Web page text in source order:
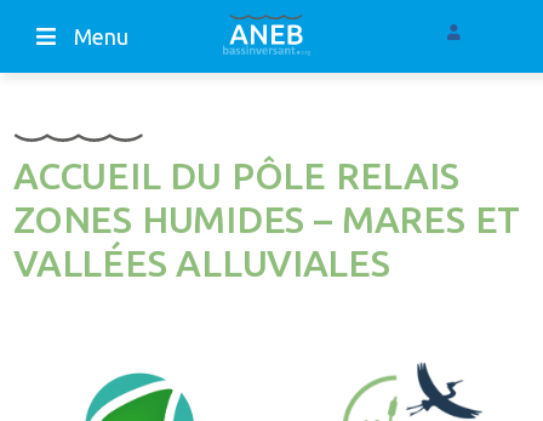
Menu
ACCUEIL DU PÔLE RELAIS
ZONES HUMIDES – MARES ET
VALLÉES ALLUVIALES